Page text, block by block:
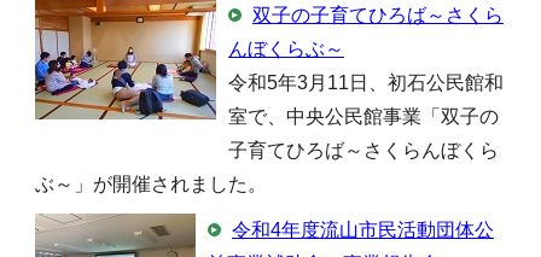
双子の子育てひろば～さくら
んぼくらぶ～
令和5年3月11日、初石公民館和
室で、中央公民館事業「双子の
子育てひろば～さくらんぼくら
ぶ～」が開催されました。
令和4年度流山市民活動団体公